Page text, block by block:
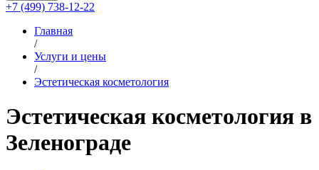
+7 (499) 738-12-22
Главная
/
Услуги и цены
/
Эстетическая косметология
Эстетическая косметология в
Зеленограде